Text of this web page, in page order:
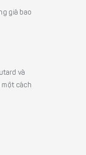
giá bao
và
cách